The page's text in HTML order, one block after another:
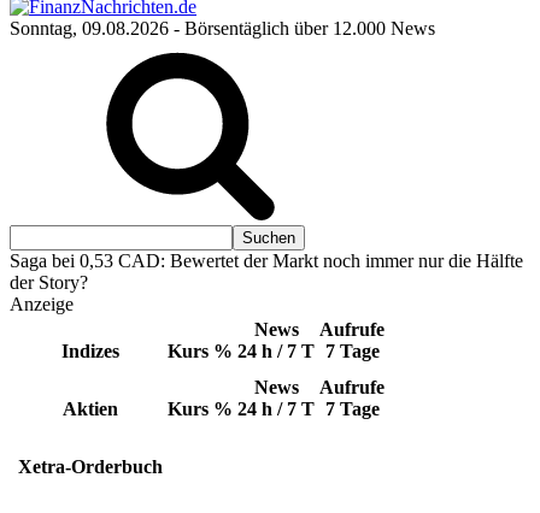
Sonntag, 09.08.2026 - Börsentäglich über 12.000 News
Saga bei 0,53 CAD: Bewertet der Markt noch immer nur die Hälfte
der Story?
Anzeige
Indizes Kurs %
News
24 h / 7 T
Aufrufe
7 Tage
Aktien Kurs %
News
24 h / 7 T
Aufrufe
7 Tage
Xetra-Orderbuch